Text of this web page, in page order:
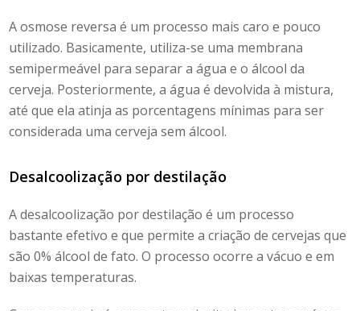
A osmose reversa é um processo mais caro e pouco
utilizado. Basicamente, utiliza-se uma membrana
semipermeável para separar a água e o álcool da
cerveja. Posteriormente, a água é devolvida à mistura,
até que ela atinja as porcentagens mínimas para ser
considerada umacerveja sem álcool.
Desalcoolização por destilação
A desalcoolização por destilação é um processo
bastante efetivo e que permite a criação de cervejas que
são 0% álcool de fato. O processo ocorre a vácuo e em
baixas temperaturas.